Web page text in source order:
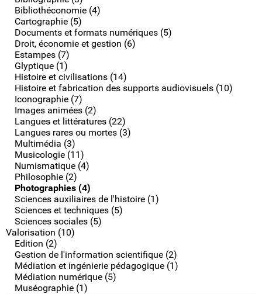
Bibliothéconomie (4)
Cartographie (5)
Documents et formats numériques (5)
Droit, économie et gestion (6)
Estampes (7)
Glyptique (1)
Histoire et civilisations (14)
Histoire et fabrication des supports audiovisuels (10)
Iconographie (7)
Images animées (2)
Langues et littératures (22)
Langues rares ou mortes (3)
Multimédia (3)
Musicologie (11)
Numismatique (4)
Philosophie (2)
Photographies (4)
Sciences auxiliaires de l'histoire (1)
Sciences et techniques (5)
Sciences sociales (5)
Valorisation (10)
Edition (2)
Gestion de l'information scientifique (2)
Médiation et ingénierie pédagogique (1)
Médiation numérique (5)
Muséographie (1)